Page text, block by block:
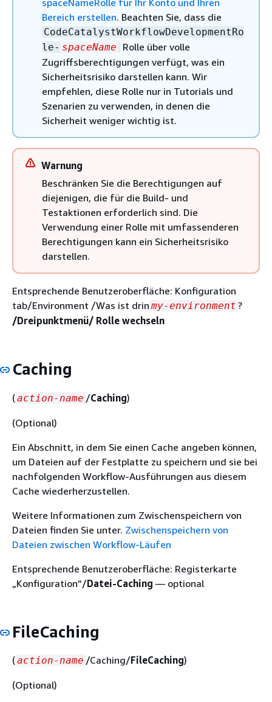
spaceNameRolle für Ihr Konto und Ihren
Bereich erstellen. Beachten Sie, dass die
CodeCatalystWorkflowDevelopmentRo
le- spaceName
Rolle über volle
Zugriffsberechtigungen verfügt, was ein
Sicherheitsrisiko darstellen kann. Wir
empfehlen, diese Rolle nur in Tutorials und
Szenarien zu verwenden, in denen die
Sicherheit weniger wichtig ist.
Warnung
Beschränken Sie die Berechtigungen auf
diejenigen, die für die Build- und
Testaktionen erforderlich sind. Die
Verwendung einer Rolle mit umfassenderen
Berechtigungen kann ein Sicherheitsrisiko
darstellen.
Entsprechende Benutzeroberfläche: Konfiguration
tab/Environment /Was ist drin my-environment ?
/Dreipunktmenü/ Rolle wechseln
Caching
(action-name /Caching)
(Optional)
Ein Abschnitt, in dem Sie einen Cache angeben können,
um Dateien auf der Festplatte zu speichern und sie bei
nachfolgenden Workflow-Ausführungen aus diesem
Cache wiederherzustellen.
Weitere Informationen zum Zwischenspeichern von
Dateien finden Sie unter. Zwischenspeichern von
Dateien zwischen Workflow-Läufen
Entsprechende Benutzeroberfläche: Registerkarte
„Konfiguration“/Datei-Caching — optional
FileCaching
(action-name /Caching/FileCaching)
(Optional)